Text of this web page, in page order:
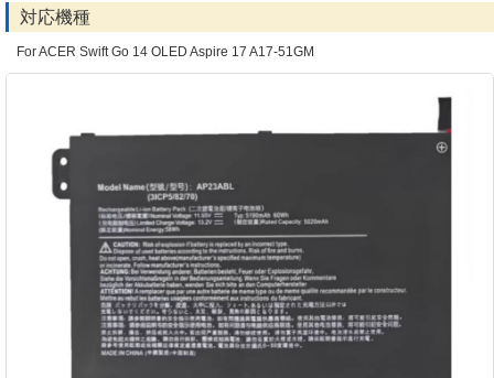
対応機種
For ACER Swift Go 14 OLED Aspire 17 A17-51GM